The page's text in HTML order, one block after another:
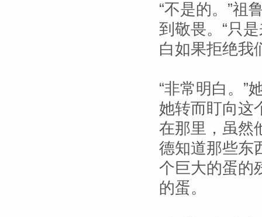
“不是的。”祖
到敬畏。“只
白如果拒绝我
“非常明白。”
她转而盯向这
在那里，虽然
德知道那些东
个巨大的蛋的
的蛋。